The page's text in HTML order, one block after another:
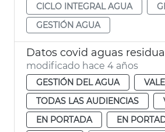
CICLO INTEGRAL AGUA
GESTIÓN AGUA
Datos covid aguas
modificado hace 4 años
GESTIÓN DEL AGUA
TODAS LAS AUDIENCIAS
EN PORTADA
EN